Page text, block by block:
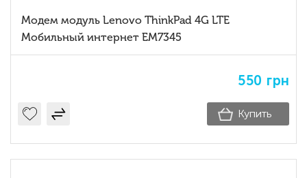
Модем модуль Lenovo ThinkPad 4G LTE
Мобильный интернет EM7345
550 грн
Купить